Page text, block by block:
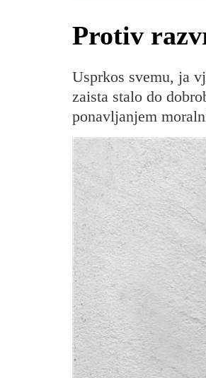
Protiv
Usprkos svemu, ja
zaista stalo do
ponavljanjem